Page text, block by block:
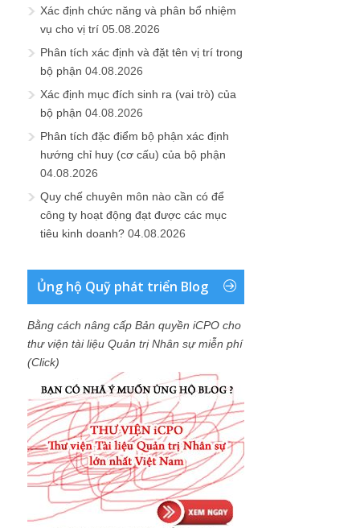
Xác định chức năng và phân bổ nhiệm
vụ cho vị trí 05.08.2026
Phân tích xác định và đặt tên vị trí trong
bộ phận 04.08.2026
Xác định mục đích sinh ra (vai trò) của
bộ phận 04.08.2026
Phân tích đặc điểm bộ phận xác định
hướng chỉ huy (cơ cấu) của bộ phận
04.08.2026
Quy chế chuyên môn nào cần có để
công ty hoạt động đạt được các mục
tiêu kinh doanh? 04.08.2026
Ủng hộ Quỹ phát triển Blog
Bằng cách nâng cấp Bản quyền iCPO cho
thư viện tài liệu Quản trị Nhân sự miễn phí
(Click)